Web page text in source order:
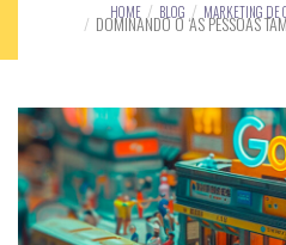
HOME BLOG MARKETING DE
DOMINANDO O ‘AS PESSOAS